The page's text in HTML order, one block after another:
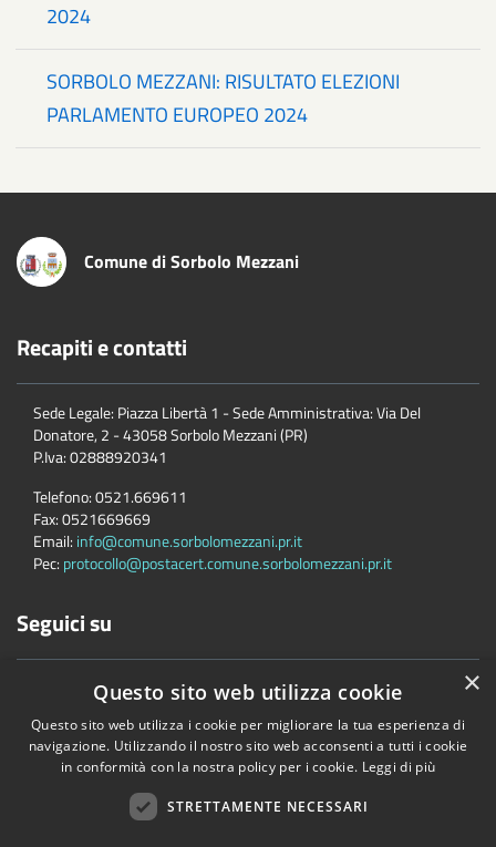
2024
SORBOLO MEZZANI: RISULTATO ELEZIONI
PARLAMENTO EUROPEO 2024
Comune di Sorbolo Mezzani
Recapiti e contatti
Sede Legale: Piazza Libertà 1 - Sede Amministrativa: Via Del
Donatore, 2 - 43058 Sorbolo Mezzani (PR)
P.Iva:02888920341
Telefono:0521.669611
Fax:0521669669
Email: info@comune.sorbolomezzani.pr.it
Pec: protocollo@postacert.comune.sorbolomezzani.pr.it
Seguici su
Accessibilità
×
Questo sito web utilizza cookie
Questo sito web utilizza i cookie per migliorare la tua esperienza di
navigazione. Utilizzando il nostro sito web acconsenti a tutti i cookie
in conformità con la nostra policy per i cookie. Leggi di più
STRETTAMENTE NECESSARI